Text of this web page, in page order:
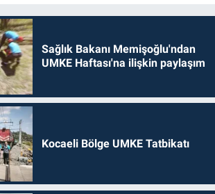
Sağlık Bakanı Memişoğlu'ndan
UMKE Haftası'na ilişkin paylaşım
Kocaeli Bölge UMKE Tatbikatı